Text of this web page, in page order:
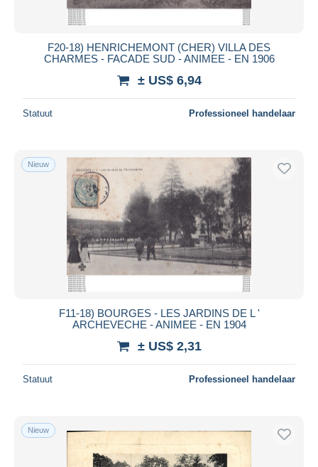
F20-18) HENRICHEMONT (CHER) VILLA DES
CHARMES - FACADE SUD - ANIMEE - EN 1906
± US$ 6,94
Statuut Professioneel handelaar
Nieuw
F11-18) BOURGES - LES JARDINS DE L '
ARCHEVECHE - ANIMEE - EN 1904
± US$ 2,31
Statuut Professioneel handelaar
Nieuw